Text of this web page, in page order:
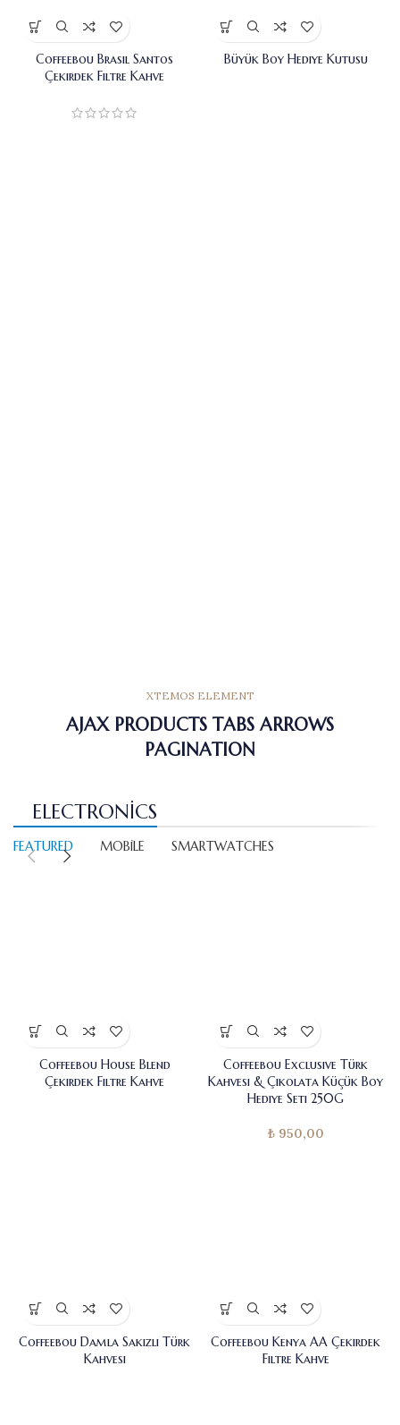
Coffeebou Brasil Santos
Çekirdek Filtre Kahve
Büyük Boy Hediye Kutusu
XTEMOS ELEMENT
AJAX PRODUCTS TABS ARROWS
PAGINATION
ELECTRONICS
FEATURED MOBILE SMARTWATCHES
Coffeebou House Blend
Çekirdek Filtre Kahve
Coffeebou Exclusive Türk
Kahvesi & Çikolata Küçük Boy
Hediye Seti 250G
₺950,00
Coffeebou Damla Sakızlı Türk
Kahvesi
Coffeebou Kenya AA Çekirdek
Filtre Kahve